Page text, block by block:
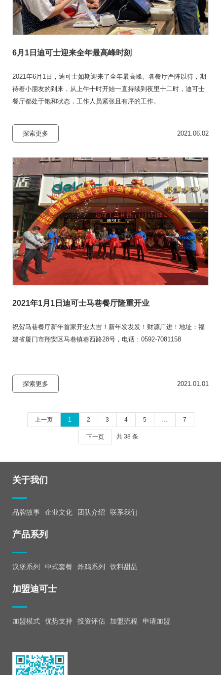
6月1日迪可士迎来全年最高峰时刻
2021年6月1日，迪可士如期迎来了全年最高峰。各餐厅严阵以待，期
待着小朋友的到来，从上午十时开始一直持续到夜里十二时，迪可士
餐厅都处于饱和状态，工作人员紧张且有序的工作。
探索更多 2021.06.02
2021年1月1日迪可士马巷餐厅隆重开业
祝贺马巷餐厅新年首家开业大吉！新年发发发！财源广进！地址：福
建省厦门市翔安区马巷镇巷西路28号，电话：0592-7081158
探索更多 2021.01.01
上一页 1 2 3 4 5 … 7
下一页 共 38 条
关于我们
品牌故事 企业文化 团队介绍 联系我们
产品系列
汉堡系列 中式套餐 炸鸡系列 饮料甜品
加盟迪可士
加盟模式 优势支持 投资评估 加盟流程 申请加盟